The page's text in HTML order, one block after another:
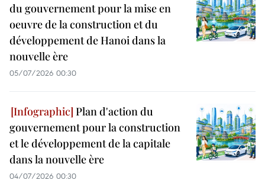
du gouvernement pour la mise en
oeuvre de la construction et du
développement de Hanoi dans la
nouvelle ère
05/07/2026 00:30
Plan d'action du
gouvernement pour la construction
et le développement de la capitale
dans la nouvelle ère
04/07/2026 00:30